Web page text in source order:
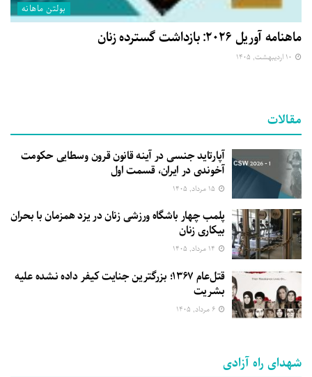
بولتن ماهانه
ماهنامه آوریل ۲۰۲۶: بازداشت گسترده زنان
مقالات
آپارتاید جنسی در آینه قانون قرون وسطایی حکومت
آخوندی در ایران، قسمت اول
پلمب چهار باشگاه ورزشی زنان در یزد همزمان با بحران
بیکاری زنان
قتل‌عام ۱۳۶۷؛ بزرگترین جنایت کیفر داده نشده علیه
بشریت
شهدای راه آزادی